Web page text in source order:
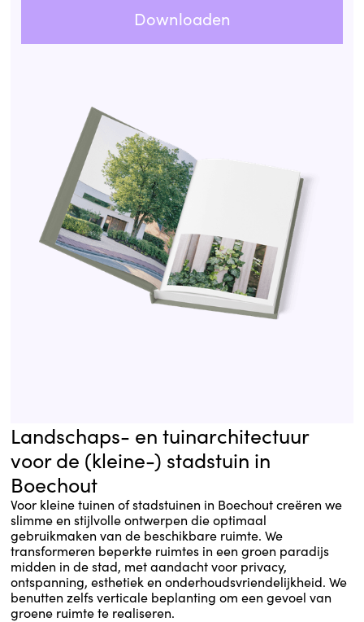
Landschaps- en tuinarchitectuur
voor de (kleine-) stadstuin in
Boechout
Voor kleine tuinen of stadstuinen in Boechout creëren we
slimme en stijlvolle ontwerpen die optimaal
gebruikmaken van de beschikbare ruimte. We
transformeren beperkte ruimtes in een groen paradijs
midden in de stad, met aandacht voor privacy,
ontspanning, esthetiek en onderhoudsvriendelijkheid. We
benutten zelfs verticale beplanting om een gevoel van
groene ruimte te realiseren.